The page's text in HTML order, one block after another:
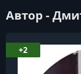
УРОК 7.
УРОК 8.
2.4 Размещение на
Автор -
+2